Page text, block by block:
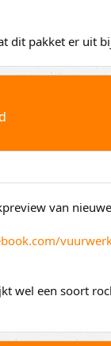
dit pakket er uit
van
wel een soort